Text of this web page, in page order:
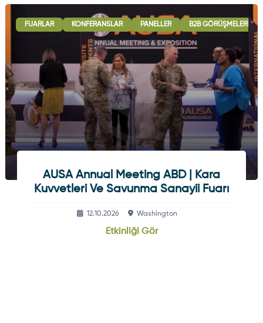
FUARLAR KONFERANSLAR PANELLER B2B GÖRÜŞMELERI
AUSA Annual Meeting ABD | Kara
Kuvvetleri Ve Savunma Sanayii Fuarı
12.10.2026 Washington
Etkinliği Gör